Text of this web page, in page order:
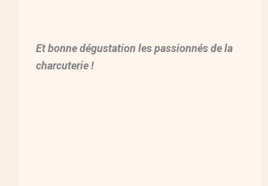
Et bonne dégustation les passionnés de la
charcuterie !